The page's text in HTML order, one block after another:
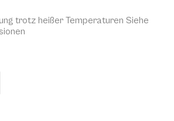
trotz heißer Temperaturen Siehe